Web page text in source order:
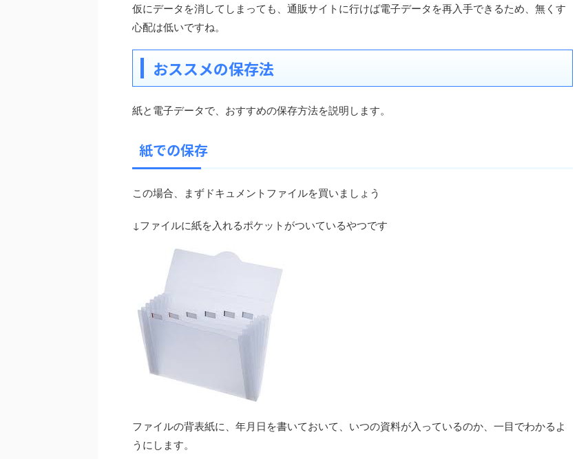
仮にデータを消してしまっても、通販サイトに行けば電子データを再入手できるため、無くす
心配は低いですね。
おススメの保存法
紙と電子データで、おすすめの保存方法を説明します。
紙での保存
この場合、まずドキュメントファイルを買いましょう
↓ファイルに紙を入れるポケットがついているやつです
ファイルの背表紙に、年月日を書いておいて、いつの資料が入っているのか、一目でわかるよ
うにします。